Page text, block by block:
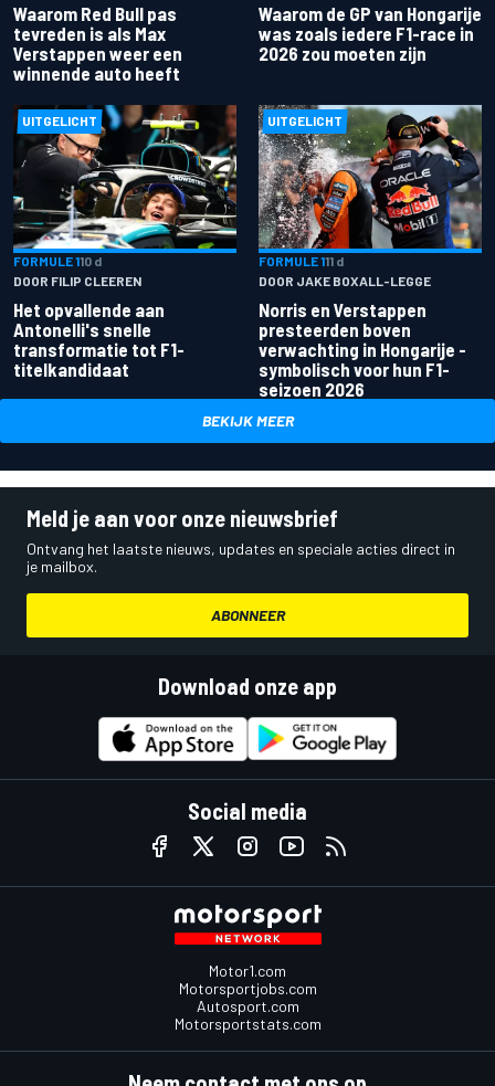
Waarom Red Bull pas
tevreden is als Max
Verstappen weer een
winnende auto heeft
Waarom de GP van Hongarije
was zoals iedere F1-race in
2026 zou moeten zijn
UITGELICHT
FORMULE 110 d
DOOR FILIP CLEEREN
Het opvallende aan
Antonelli's snelle
transformatie tot F1-
titelkandidaat
UITGELICHT
FORMULE 111 d
DOOR JAKE BOXALL-LEGGE
Norris en Verstappen
presteerden boven
verwachting in Hongarije -
symbolisch voor hun F1-
seizoen 2026
BEKIJK MEER
Meld je aan voor onze nieuwsbrief
Ontvang het laatste nieuws, updates en speciale acties direct in
je mailbox.
ABONNEER
Download onze app
Social media
Motor1.com
Motorsportjobs.com
Autosport.com
Motorsportstats.com